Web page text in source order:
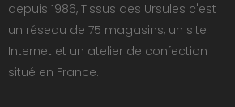
depuis 1986, Tissus des Ursules c'est
un réseau de 75 magasins, un site
Internet et un atelier de confection
situé en France.